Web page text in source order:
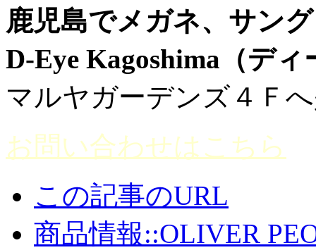
鹿児島でメガネ、サン
D-Eye Kagoshima（デ
マルヤガーデンズ４Ｆ
お問い合わせはこちら
この記事のURL
商品情報::OLIVER